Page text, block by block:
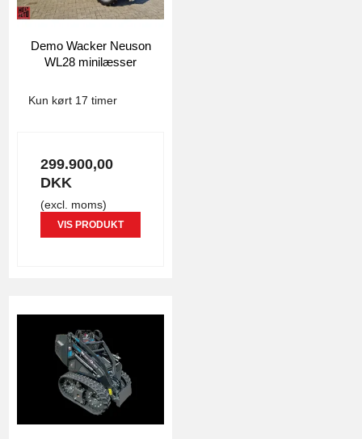
Demo Wacker Neuson
WL28 minilæsser
Kun kørt 17 timer
299.900,00
DKK
(excl. moms)
VIS PRODUKT